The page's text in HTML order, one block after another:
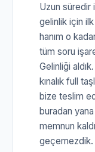
Uzun süredir
gelinlik için
hanım o
tüm soru
Gelinliği
kınalık full
bize teslim
buradan
memnun
geçemezdik.